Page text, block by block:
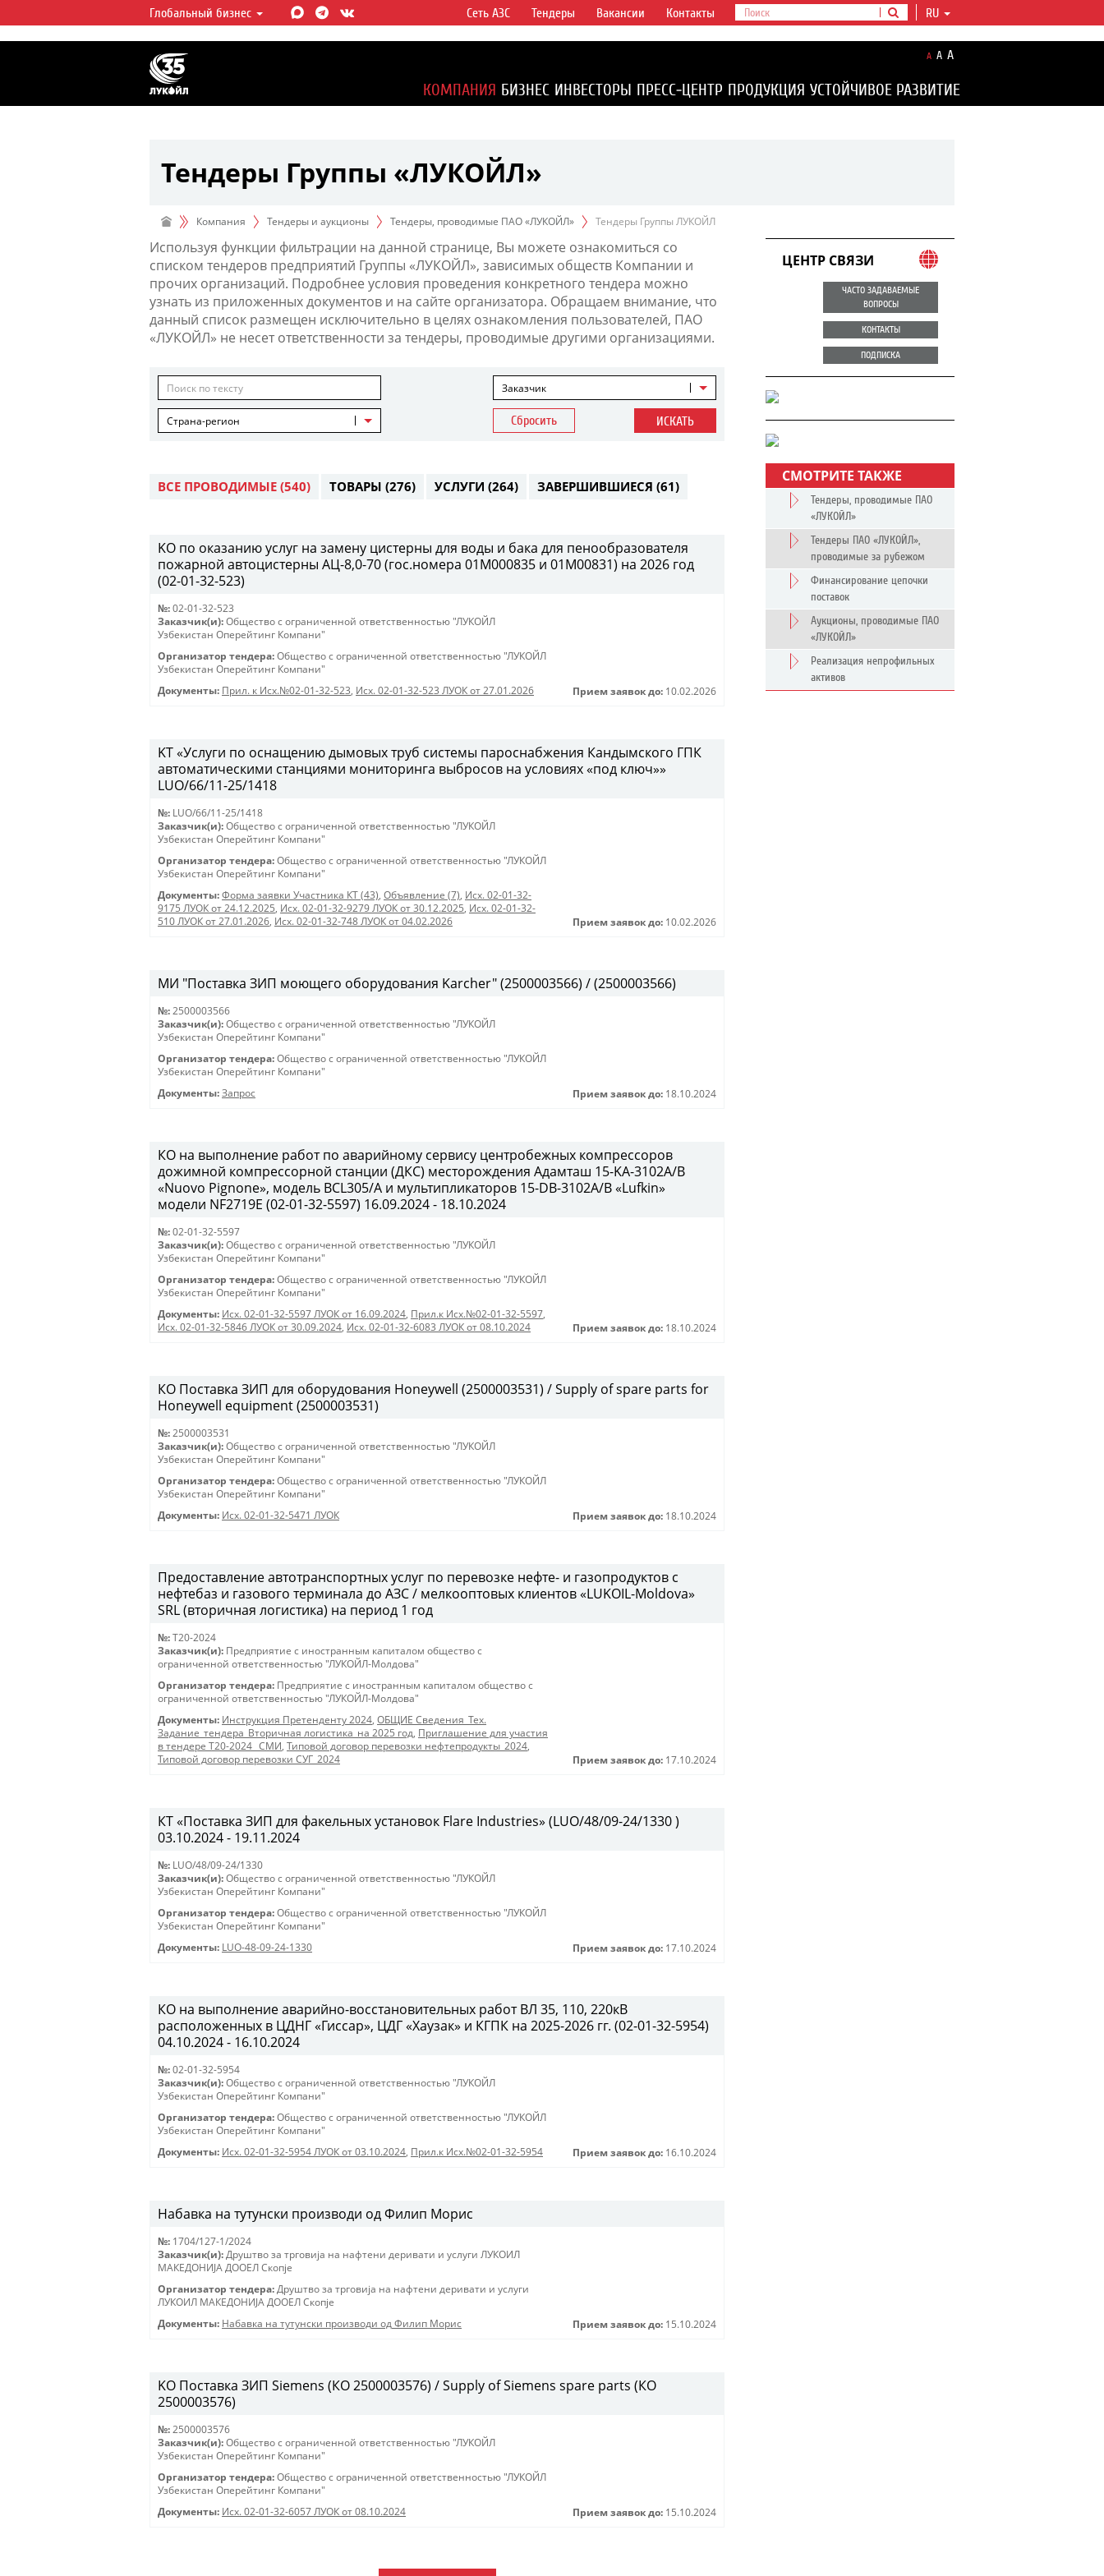
ЛУКОЙЛ СЕГОДНЯ
ЛУКОЙЛ — одна из крупнейших вертикально
интегрированных нефтегазовых компаний в
мире, на долю которой приходится более 2%
мировой добычи нефти и около 1% доказанных
Глобальный бизнес RU
Сеть АЗС Тендеры Вакансии Контакты
A A A
КОМПАНИЯ БИЗНЕС ИНВЕСТОРЫ ПРЕСС-ЦЕНТР ПРОДУКЦИЯ УСТОЙЧИВОЕ РАЗВИТИЕ
Тендеры Группы «ЛУКОЙЛ»
Компания Тендеры и аукционы Тендеры, проводимые ПАО «ЛУКОЙЛ» Тендеры Группы ЛУКОЙЛ
Используя функции фильтрации на данной странице, Вы можете ознакомиться со
списком тендеров предприятий Группы «ЛУКОЙЛ», зависимых обществ Компании и
прочих организаций. Подробнее условия проведения конкретного тендера можно
узнать из приложенных документов и на сайте организатора. Обращаем внимание, что
данный список размещен исключительно в целях ознакомления пользователей, ПАО
«ЛУКОЙЛ» не несет ответственности за тендеры, проводимые другими организациями.
Заказчик
Страна-регион Сбросить ИСКАТЬ
ВСЕ ПРОВОДИМЫЕ (540) ТОВАРЫ (276) УСЛУГИ (264) ЗАВЕРШИВШИЕСЯ (61)
KO по оказанию услуг на замену цистерны для воды и бака для пенообразователя
пожарной автоцистерны АЦ-8,0-70 (гос.номера 01М000835 и 01М00831) на 2026 год
(02-01-32-523)
№: 02-01-32-523
Заказчик(и): Общество с ограниченной ответственностью "ЛУКОЙЛ
Узбекистан Оперейтинг Компани"
Организатор тендера: Общество с ограниченной ответственностью "ЛУКОЙЛ
Узбекистан Оперейтинг Компани"
Документы: Прил. к Исх.№02-01-32-523, Исх. 02-01-32-523 ЛУОК от 27.01.2026 Прием заявок до: 10.02.2026
KT «Услуги по оснащению дымовых труб системы пароснабжения Кандымского ГПК
автоматическими станциями мониторинга выбросов на условиях «под ключ»»
LUO/66/11-25/1418
№: LUO/66/11-25/1418
Заказчик(и): Общество с ограниченной ответственностью "ЛУКОЙЛ
Узбекистан Оперейтинг Компани"
Организатор тендера: Общество с ограниченной ответственностью "ЛУКОЙЛ
Узбекистан Оперейтинг Компани"
Документы: Форма заявки Участника КТ (43), Объявление (7), Исх. 02-01-32-
9175 ЛУОК от 24.12.2025, Исх. 02-01-32-9279 ЛУОК от 30.12.2025, Исх. 02-01-32-
510 ЛУОК от 27.01.2026, Исх. 02-01-32-748 ЛУОК от 04.02.2026 Прием заявок до: 10.02.2026
МИ "Поставка ЗИП моющего оборудования Karcher" (2500003566) / (2500003566)
№: 2500003566
Заказчик(и): Общество с ограниченной ответственностью "ЛУКОЙЛ
Узбекистан Оперейтинг Компани"
Организатор тендера: Общество с ограниченной ответственностью "ЛУКОЙЛ
Узбекистан Оперейтинг Компани"
Документы: Запрос Прием заявок до: 18.10.2024
КО на выполнение работ по аварийному сервису центробежных компрессоров
дожимной компрессорной станции (ДКС) месторождения Адамташ 15-KA-3102А/В
«Nuovo Pignone», модель BCL305/A и мультипликаторов 15-DB-3102A/B «Lufkin»
модели NF2719Е (02-01-32-5597) 16.09.2024 - 18.10.2024
№: 02-01-32-5597
Заказчик(и): Общество с ограниченной ответственностью "ЛУКОЙЛ
Узбекистан Оперейтинг Компани"
Организатор тендера: Общество с ограниченной ответственностью "ЛУКОЙЛ
Узбекистан Оперейтинг Компани"
Документы: Исх. 02-01-32-5597 ЛУОК от 16.09.2024, Прил.к Исх.№02-01-32-5597,
Исх. 02-01-32-5846 ЛУОК от 30.09.2024, Исх. 02-01-32-6083 ЛУОК от 08.10.2024 Прием заявок до: 18.10.2024
КО Поставка ЗИП для оборудования Honeywell (2500003531) / Supply of spare parts for
Honeywell equipment (2500003531)
№: 2500003531
Заказчик(и): Общество с ограниченной ответственностью "ЛУКОЙЛ
Узбекистан Оперейтинг Компани"
Организатор тендера: Общество с ограниченной ответственностью "ЛУКОЙЛ
Узбекистан Оперейтинг Компани"
Документы: Исх. 02-01-32-5471 ЛУОК Прием заявок до: 18.10.2024
Предоставление автотранспортных услуг по перевозке нефте- и газопродуктов с
нефтебаз и газового терминала до АЗС / мелкооптовых клиентов «LUKOIL-Moldova»
SRL (вторичная логистика) на период 1 год
№: T20-2024
Заказчик(и): Предприятие с иностранным капиталом общество с
ограниченной ответственностью "ЛУКОЙЛ-Молдова"
Организатор тендера: Предприятие с иностранным капиталом общество с
ограниченной ответственностью "ЛУКОЙЛ-Молдова"
Документы: Инструкция Претенденту 2024, ОБЩИЕ Сведения_Тех.
Задание_тендера_Вторичная логистика_на 2025 год, Приглашение для участия
в тендере Т20-2024 _СМИ, Типовой договор перевозки нефтепродукты_2024,
Типовой договор перевозки СУГ_2024
Прием заявок до: 17.10.2024
КТ «Поставка ЗИП для факельных установок Flare Industries» (LUO/48/09-24/1330 )
03.10.2024 - 19.11.2024
№: LUO/48/09-24/1330
Заказчик(и): Общество с ограниченной ответственностью "ЛУКОЙЛ
Узбекистан Оперейтинг Компани"
Организатор тендера: Общество с ограниченной ответственностью "ЛУКОЙЛ
Узбекистан Оперейтинг Компани"
Документы: LUO-48-09-24-1330 Прием заявок до: 17.10.2024
КО на выполнение аварийно-восстановительных работ ВЛ 35, 110, 220кВ
расположенных в ЦДНГ «Гиссар», ЦДГ «Хаузак» и КГПК на 2025-2026 гг. (02-01-32-5954)
04.10.2024 - 16.10.2024
№: 02-01-32-5954
Заказчик(и): Общество с ограниченной ответственностью "ЛУКОЙЛ
Узбекистан Оперейтинг Компани"
Организатор тендера: Общество с ограниченной ответственностью "ЛУКОЙЛ
Узбекистан Оперейтинг Компани"
Документы: Исх. 02-01-32-5954 ЛУОК от 03.10.2024, Прил.к Исх.№02-01-32-5954 Прием заявок до: 16.10.2024
Набавка на тутунски производи од Филип Морис
№: 1704/127-1/2024
Заказчик(и): Друштво за трговиjа на нафтени деривати и услуги ЛУКОИЛ
МАКЕДОНИJА ДООЕЛ Скопjе
Организатор тендера: Друштво за трговиjа на нафтени деривати и услуги
ЛУКОИЛ МАКЕДОНИJА ДООЕЛ Скопjе
Документы: Набавка на тутунски производи од Филип Морис Прием заявок до: 15.10.2024
KO Поставка ЗИП Siemens (КО 2500003576) / Supply of Siemens spare parts (КО
2500003576)
№: 2500003576
Заказчик(и): Общество с ограниченной ответственностью "ЛУКОЙЛ
Узбекистан Оперейтинг Компани"
Организатор тендера: Общество с ограниченной ответственностью "ЛУКОЙЛ
Узбекистан Оперейтинг Компани"
Документы: Исх. 02-01-32-6057 ЛУОК от 08.10.2024 Прием заявок до: 15.10.2024
ЦЕНТР СВЯЗИ
ЧАСТО ЗАДАВАЕМЫЕ
ВОПРОСЫ
КОНТАКТЫ
ПОДПИСКА
СМОТРИТЕ ТАКЖЕ
Тендеры, проводимые ПАО
«ЛУКОЙЛ»
Тендеры ПАО «ЛУКОЙЛ»,
проводимые за рубежом
Финансирование цепочки
поставок
Аукционы, проводимые ПАО
«ЛУКОЙЛ»
Реализация непрофильных
активов